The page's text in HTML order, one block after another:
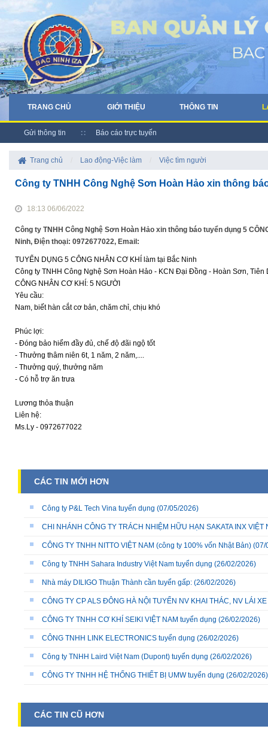
TRANG CHỦ GIỚI THIỆU THÔNG TIN
Gửi thông tin Báo cáo trực tuyến
Trang chủ Lao động-Việc làm Việc tìm người
Công ty TNHH Công Nghệ Sơn Hoàn Hảo xin thông
18:13 06/06/2022
Công ty TNHH Công Nghệ Sơn Hoàn Hảo xin thông báo tuyển dụng 5
Ninh, Điện thoại: 0972677022, Email:
TUYỂN DỤNG 5 CÔNG NHÂN CƠ KHÍ làm tại Bắc Ninh
Công ty TNHH Công Nghệ Sơn Hoàn Hảo - KCN Đại Đồng - Hoàn Sơn, Tiên
CÔNG NHÂN CƠ KHÍ: 5 NGƯỜI
Yêu cầu:
Nam, biết hàn cắt cơ bản, chăm chỉ, chịu khó
Phúc lợi:
- Đóng bảo hiểm đầy đủ, chế độ đãi ngộ tốt
- Thưởng thâm niên 6t, 1 năm, 2 năm,....
- Thưởng quý, thưởng năm
- Có hỗ trợ ăn trưa
Lương thỏa thuận
Liên hệ:
Ms.Ly - 0972677022
CÁC TIN MỚI HƠN
Công ty P&L Tech Vina tuyển dụng (07/05/2026)
CHI NHÁNH CÔNG TY TRÁCH NHIỆM HỮU HẠN SAKATA INX
CÔNG TY TNHH NITTO VIỆT NAM (công ty 100% vốn Nhật Bản) (07/
Công ty TNHH Sahara Industry Việt Nam tuyển dụng (26/02/2026)
Nhà máy DILIGO Thuận Thành cần tuyển gấp: (26/02/2026)
CÔNG TY CP ALS ĐÔNG HÀ NỘI TUYỂN NV KHAI THÁC, NV LÁI
CÔNG TY TNHH CƠ KHÍ SEIKI VIỆT NAM tuyển dụng (26/02/2026)
CÔNG TNHH LINK ELECTRONICS tuyển dụng (26/02/2026)
Công ty TNHH Laird Việt Nam (Dupont) tuyển dụng (26/02/2026)
CÔNG TY TNHH HỆ THỐNG THIẾT BỊ UMW tuyển dụng (26/02/2026)
CÁC TIN CŨ HƠN